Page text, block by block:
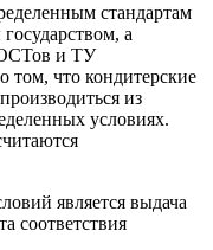
стандартам
а
и ТУ
том, что кондитерские
из
условиях.
является выдача
соответствия